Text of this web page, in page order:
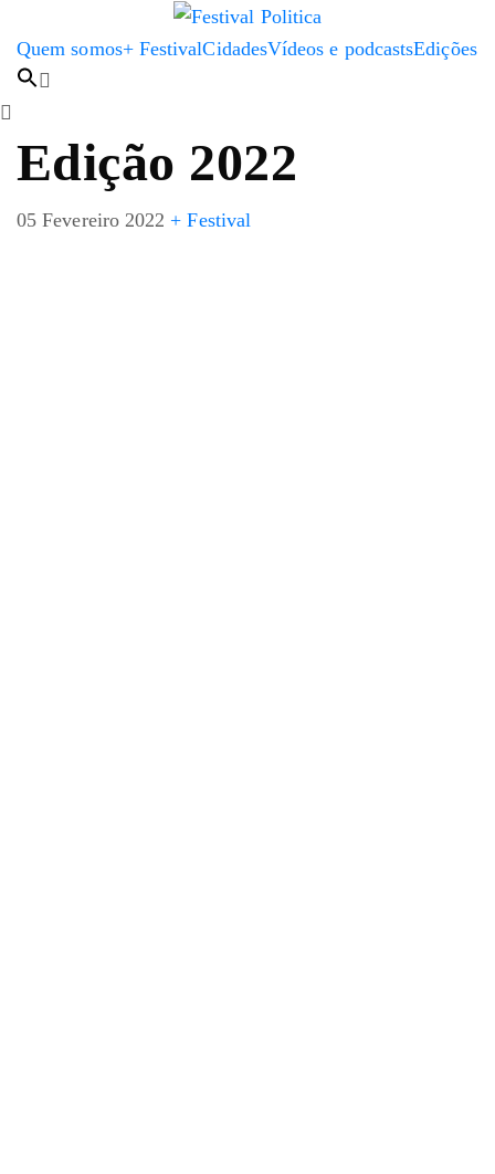
Quem somos+ FestivalCidadesVídeos e podcastsEdições
Edição 2022
05 Fevereiro 2022 + Festival